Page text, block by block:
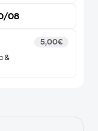
08
&
5,00€